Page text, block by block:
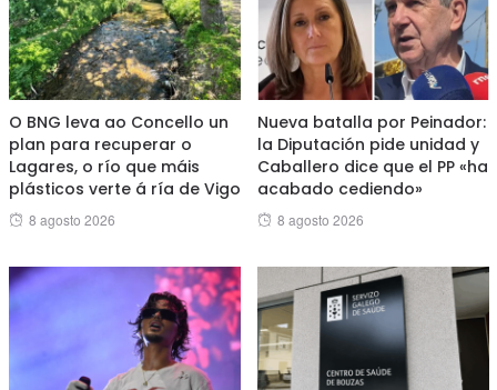
O BNG leva ao Concello un
plan para recuperar o
Lagares, o río que máis
plásticos verte á ría de Vigo
Posted
8 agosto 2026
Nueva batalla por Peinador:
la Diputación pide unidad y
Caballero dice que el PP «ha
acabado cediendo»
Posted
8 agosto 2026